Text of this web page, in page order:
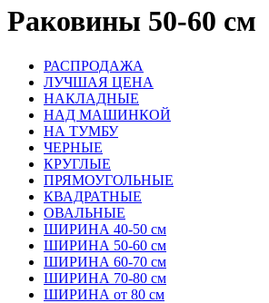
Раковины 50-60 см
РАСПРОДАЖА
ЛУЧШАЯ ЦЕНА
НАКЛАДНЫЕ
НАД МАШИНКОЙ
НА ТУМБУ
ЧЕРНЫЕ
КРУГЛЫЕ
ПРЯМОУГОЛЬНЫЕ
КВАДРАТНЫЕ
ОВАЛЬНЫЕ
ШИРИНА 40-50 см
ШИРИНА 50-60 см
ШИРИНА 60-70 см
ШИРИНА 70-80 см
ШИРИНА от 80 см